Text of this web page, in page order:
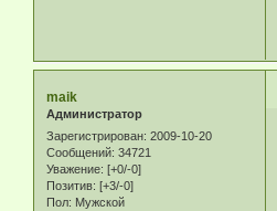
maik
Администратор
Зарегистрирован: 2009-10-20
Сообщений: 34721
Уважение: [+0/-0]
Позитив: [+3/-0]
Пол: Мужской